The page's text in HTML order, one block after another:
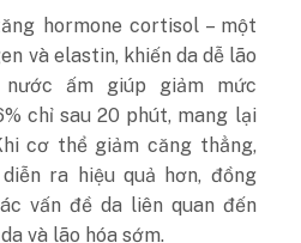
hormone cortisol – một
và elastin, khiến da dễ lão
nước ấm giúp giảm mức
chỉ sau 20 phút, mang lại
cơ thể giảm căng thẳng,
ra hiệu quả hơn, đồng
vấn đề da liên quan đến
và lão hóa sớm.